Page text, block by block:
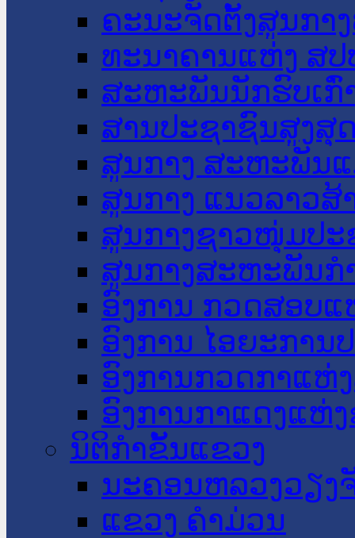
ຄະນະຈັດຕັ້ງສູນກາ
ທະນາຄານແຫ່ງ ສປ
ສະຫະພັນນັກຮົບເກົ່
ສານປະຊາຊົນສູງສຸ
ສູນກາງ ສະຫະພັນ
ສູນກາງ ແນວລາວສ້
ສູນກາງຊາວໜຸ່ມປະ
ສູນກາງສະຫະພັນກ
ອົງການ ກວດສອບແ
ອົງການ ໄອຍະການ
ອົງການກວດກາແຫ່
ອົງການກາແດງແຫ່
ນິຕິກໍາຂັ້ນແຂວງ
ນະ​ຄອນ​ຫລວງວຽງ
ແຂວງ ຄໍາມ່ວນ